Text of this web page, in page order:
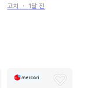
고치 ・ 1달 전